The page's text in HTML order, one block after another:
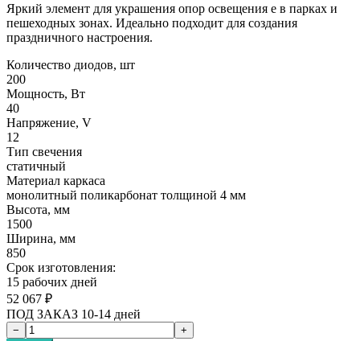
Яркий элемент для украшения опор освещения е в парках и
пешеходных зонах. Идеально подходит для создания
праздничного настроения.
Количество диодов, шт
200
Мощность, Вт
40
Напряжение, V
12
Тип свечения
статичный
Материал каркаса
монолитный поликарбонат толщиной 4 мм
Высота, мм
1500
Ширина, мм
850
Cрок изготовления:
15 рабочих дней
52 067 ₽
ПОД ЗАКАЗ 10-14 дней